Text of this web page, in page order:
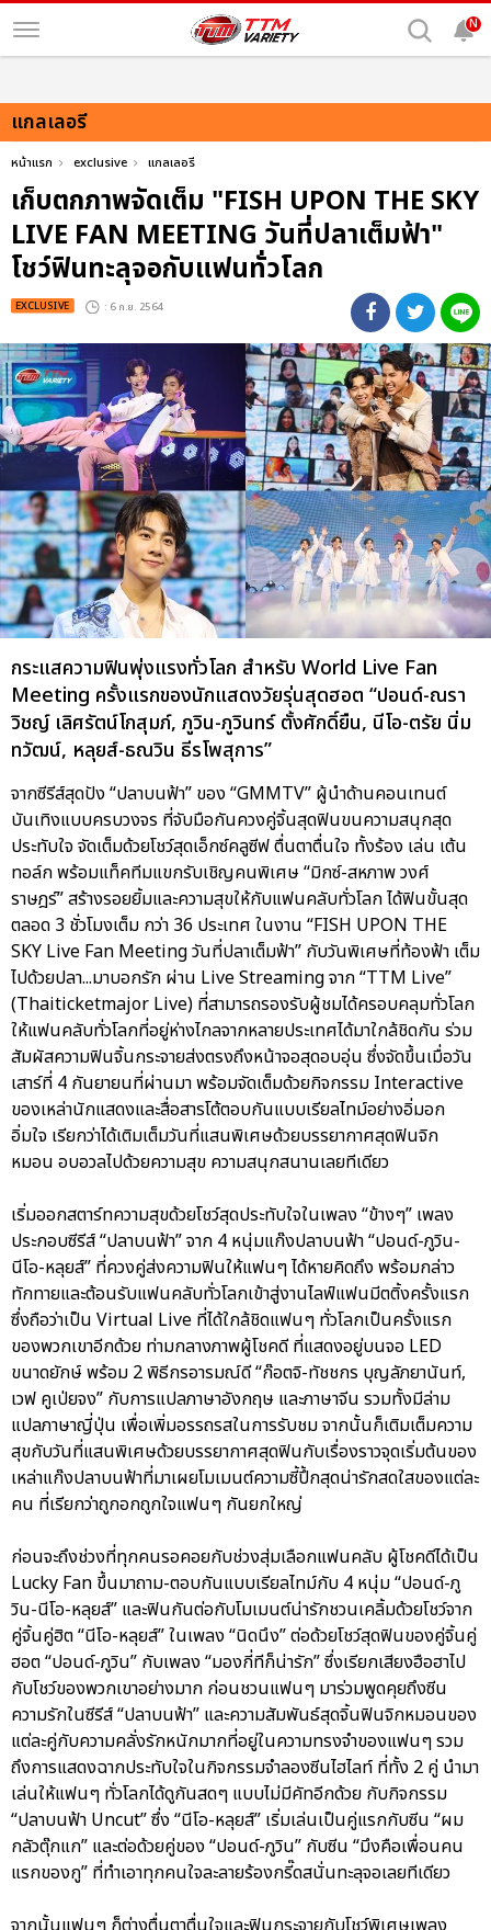
N
แกลเลอรี
หน้าแรก exclusive แกลเลอรี
เก็บตกภาพจัดเต็ม "FISH UPON THE SKY
LIVE FAN MEETING วันที่ปลาเต็มฟ้า"
โชว์ฟินทะลุจอกับแฟนทั่วโลก
EXCLUSIVE : 6 ก.ย. 2564
กระแสความฟินพุ่งแรงทั่วโลก สำหรับ World Live Fan
Meeting ครั้งแรกของนักแสดงวัยรุ่นสุดฮอต “ปอนด์-ณรา
วิชญ์ เลิศรัตน์โกสุมภ์, ภูวิน-ภูวินทร์ ตั้งศักดิ์ยืน, นีโอ-ตรัย นิ่ม
ทวัฒน์, หลุยส์-ธณวิน ธีรโพสุการ”
จากซีรีส์สุดปัง “ปลาบนฟ้า” ของ “GMMTV” ผู้นำด้านคอนเทนต์
บันเทิงแบบครบวงจร ที่จับมือกันควงคู่จิ้นสุดฟินขนความสนุกสุด
ประทับใจ จัดเต็มด้วยโชว์สุดเอ็กซ์คลูซีฟ ตื่นตาตื่นใจ ทั้งร้อง เล่น เต้น
ทอล์ก พร้อมแท็คทีมแขกรับเชิญคนพิเศษ “มิกซ์-สหภาพ วงศ์
ราษฎร์” สร้างรอยยิ้มและความสุขให้กับแฟนคลับทั่วโลก ได้ฟินขั้นสุด
ตลอด 3 ชั่วโมงเต็ม กว่า 36 ประเทศ ในงาน “FISH UPON THE
SKY Live Fan Meeting วันที่ปลาเต็มฟ้า” กับวันพิเศษที่ท้องฟ้า เต็ม
ไปด้วยปลา...มาบอกรัก ผ่าน Live Streaming จาก “TTM Live”
(Thaiticketmajor Live) ที่สามารถรองรับผู้ชมได้ครอบคลุมทั่วโลก
ให้แฟนคลับทั่วโลกที่อยู่ห่างไกลจากหลายประเทศได้มาใกล้ชิดกัน ร่วม
สัมผัสความฟินจิ้นกระจายส่งตรงถึงหน้าจอสุดอบอุ่น ซึ่งจัดขึ้นเมื่อวัน
เสาร์ที่ 4 กันยายนที่ผ่านมา พร้อมจัดเต็มด้วยกิจกรรม Interactive
ของเหล่านักแสดงและสื่อสารโต้ตอบกันแบบเรียลไทม์อย่างอิ่มอก
อิ่มใจ เรียกว่าได้เติมเต็มวันที่แสนพิเศษด้วยบรรยากาศสุดฟินจิก
หมอน อบอวลไปด้วยความสุข ความสนุกสนานเลยทีเดียว
เริ่มออกสตาร์ทความสุขด้วยโชว์สุดประทับใจในเพลง “ข้างๆ” เพลง
ประกอบซีรีส์ “ปลาบนฟ้า” จาก 4 หนุ่มแก๊งปลาบนฟ้า “ปอนด์-ภูวิน-
นีโอ-หลุยส์” ที่ควงคู่ส่งความฟินให้แฟนๆ ได้หายคิดถึง พร้อมกล่าว
ทักทายและต้อนรับแฟนคลับทั่วโลกเข้าสู่งานไลฟ์แฟนมีตติ้งครั้งแรก
ซึ่งถือว่าเป็น Virtual Live ที่ได้ใกล้ชิดแฟนๆ ทั่วโลกเป็นครั้งแรก
ของพวกเขาอีกด้วย ท่ามกลางภาพผู้โชคดี ที่แสดงอยู่บนจอ LED
ขนาดยักษ์ พร้อม 2 พิธีกรอารมณ์ดี “ก๊อตจิ-ทัชชกร บุญลัภยานันท์,
เวฟ คูเป่ยจง” กับการแปลภาษาอังกฤษ และภาษาจีน รวมทั้งมีล่าม
แปลภาษาญี่ปุ่น เพื่อเพิ่มอรรถรสในการรับชม จากนั้นก็เติมเต็มความ
สุขกับวันที่แสนพิเศษด้วยบรรยากาศสุดฟินกับเรื่องราวจุดเริ่มต้นของ
เหล่าแก๊งปลาบนฟ้าที่มาเผยโมเมนต์ความซี้ปึ้กสุดน่ารักสดใสของแต่ละ
คน ที่เรียกว่าถูกอกถูกใจแฟนๆ กันยกใหญ่
ก่อนจะถึงช่วงที่ทุกคนรอคอยกับช่วงสุ่มเลือกแฟนคลับ ผู้โชคดีได้เป็น
Lucky Fan ขึ้นมาถาม-ตอบกันแบบเรียลไทม์กับ 4 หนุ่ม “ปอนด์-ภู
วิน-นีโอ-หลุยส์” และฟินกันต่อกับโมเมนต์น่ารักชวนเคลิ้มด้วยโชว์จาก
คู่จิ้นคู่ฮิต “นีโอ-หลุยส์” ในเพลง “นิดนึง” ต่อด้วยโชว์สุดฟินของคู่จิ้นคู่
ฮอต “ปอนด์-ภูวิน” กับเพลง “มองกี่ทีก็น่ารัก” ซึ่งเรียกเสียงฮือฮาไป
กับโชว์ของพวกเขาอย่างมาก ก่อนชวนแฟนๆ มาร่วมพูดคุยถึงซีน
ความรักในซีรีส์ “ปลาบนฟ้า” และความสัมพันธ์สุดจิ้นฟินจิกหมอนของ
แต่ละคู่กับความคลั่งรักหนักมากที่อยู่ในความทรงจำของแฟนๆ รวม
ถึงการแสดงฉากประทับใจในกิจกรรมจำลองซีนไฮไลท์ ที่ทั้ง 2 คู่ นำมา
เล่นให้แฟนๆ ทั่วโลกได้ดูกันสดๆ แบบไม่มีคัทอีกด้วย กับกิจกรรม
“ปลาบนฟ้า Uncut” ซึ่ง “นีโอ-หลุยส์” เริ่มเล่นเป็นคู่แรกกับซีน “ผม
กลัวตุ๊กแก” และต่อด้วยคู่ของ “ปอนด์-ภูวิน” กับซีน “มึงคือเพื่อนคน
แรกของกู” ที่ทำเอาทุกคนใจละลายร้องกรี๊ดสนั่นทะลุจอเลยทีเดียว